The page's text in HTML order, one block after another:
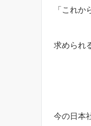
「これ
求められ
今の日本